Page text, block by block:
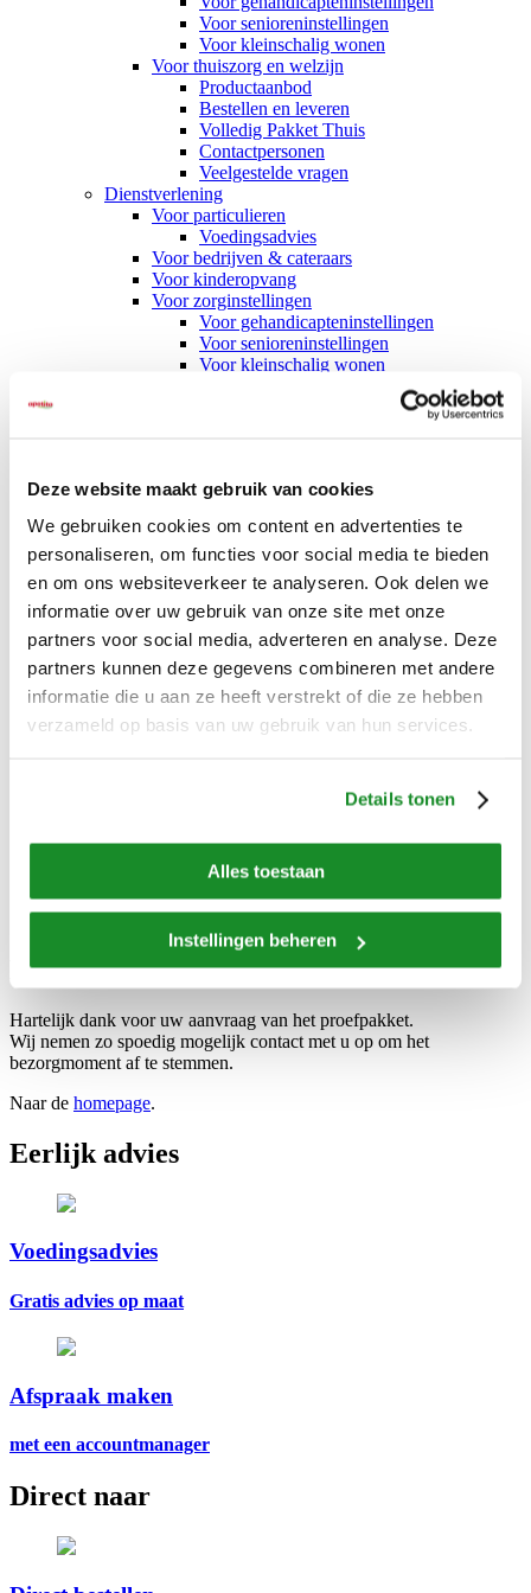
Deze website maakt gebruik van cookies
We gebruiken cookies om content en advertenties te
personaliseren, om functies voor social media te bieden
en om ons websiteverkeer te analyseren. Ook delen we
informatie over uw gebruik van onze site met onze
partners voor social media, adverteren en analyse. Deze
partners kunnen deze gegevens combineren met andere
informatie die u aan ze heeft verstrekt of die ze hebben
verzameld op basis van uw gebruik van hun services.
Details tonen
Alles toestaan
Instellingen beheren
Voor senioreninstellingen
Voor kleinschalig wonen
Voor thuiszorg en welzijn
Productaanbod
Bestellen en leveren
Volledig Pakket Thuis
Contactpersonen
Veelgestelde vragen
Dienstverlening
Voor particulieren
Voedingsadvies
Voor bedrijven & cateraars
Voor kinderopvang
Voor zorginstellingen
Voor gehandicapteninstellingen
Voor senioreninstellingen
Voor kleinschalig wonen
Kinderopvang
Referenties
Over ons
Onze organisatie
Geschiedenis
Werken bij
Nieuws
Vernieuwd assortiment JuniorVita en Multi Plus
Nieuwe winVitalis bijgerechten
Vriesvers vs vers
Nieuwe webshop voor particulieren
Duplicate of Bedankt voor uw aanvraag
Hartelijk dank voor uw aanvraag van het proefpakket.
Wij nemen zo spoedig mogelijk contact met u op om het
bezorgmoment af te stemmen.
Naar de homepage.
Eerlijk advies
Voedingsadvies
Gratis advies op maat
Afspraak maken
met een accountmanager
Direct naar